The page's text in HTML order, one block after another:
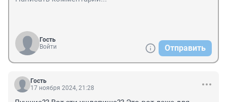
Гость
Войти
Отправить
Гость
17 ноября 2024, 21:28